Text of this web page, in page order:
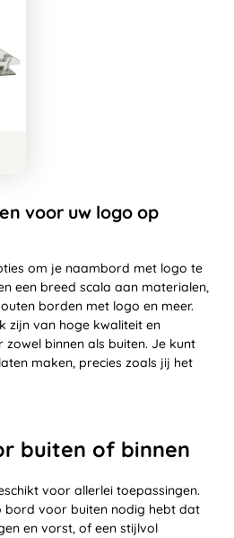
voor uw logo op
om je naambord met logo te
een breed scala aan materialen,
borden met logo en meer.
zijn van hoge kwaliteit en
binnen als buiten. Je kunt
maken, precies zoals jij het
buiten of binnen
voor allerlei toepassingen.
bord voor buiten nodig hebt dat
en vorst, of een stijlvol